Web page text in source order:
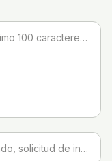
Pega aqui el texto del estudiante (minimo 100 caracteres)...
ej. ensayo argumentativo de 10mo grado, solicitud de ingreso a la universidad